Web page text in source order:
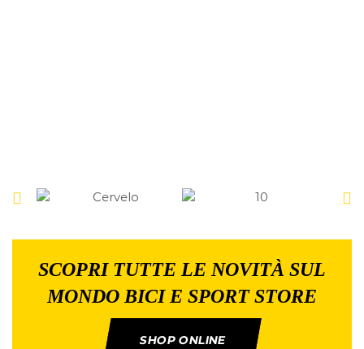
SCOPRI TUTTE LE NOVITÀ SUL
MONDO BICI E SPORT STORE
SHOP ONLINE